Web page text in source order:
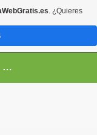
Libros y Audiolibros Para emprendedores
. ¿Quieres